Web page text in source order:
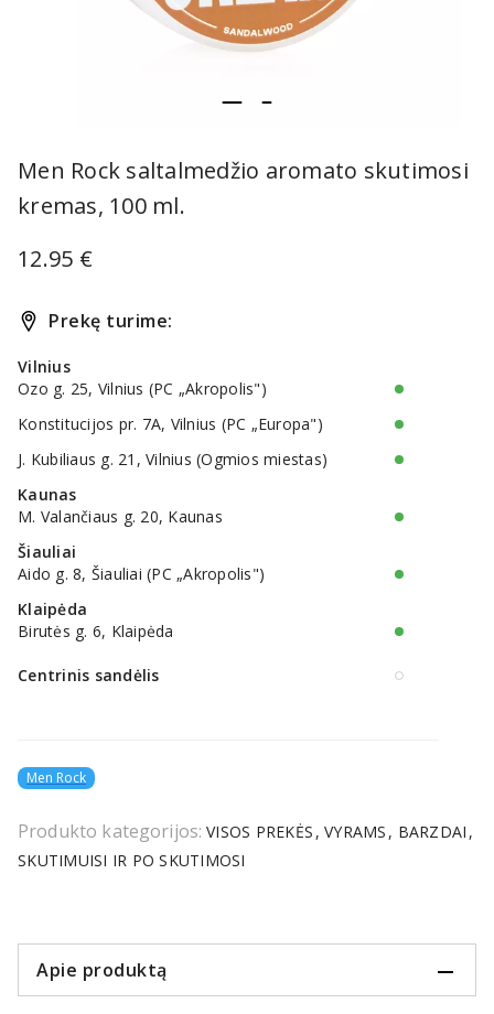
Men Rock saltalmedžio aromato skutimosi
kremas, 100 ml.
12.95 €
Prekę turime:
Vilnius
Ozo g. 25, Vilnius (PC „Akropolis")
Konstitucijos pr. 7A, Vilnius (PC „Europa")
J. Kubiliaus g. 21, Vilnius (Ogmios miestas)
Kaunas
M. Valančiaus g. 20, Kaunas
Šiauliai
Aido g. 8, Šiauliai (PC „Akropolis")
Klaipėda
Birutės g. 6, Klaipėda
Centrinis sandėlis
Men Rock
Produkto kategorijos: VISOS PREKĖS VYRAMS BARZDAI
SKUTIMUISI IR PO SKUTIMOSI
Apie produktą